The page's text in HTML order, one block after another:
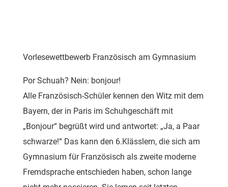
Vorlesewettbewerb Französisch am Gymnasium
Por Schuah? Nein: bonjour!
Alle Französisch-Schüler kennen den Witz mit dem
Bayern, der in Paris im Schuhgeschäft mit
„Bonjour“ begrüßt wird und antwortet: „Ja, a Paar
schwarze!“ Das kann den 6.Klässlern, die sich am
Gymnasium für Französisch als zweite moderne
Fremdsprache entschieden haben, schon lange